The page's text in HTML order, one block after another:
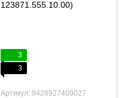
3
3
Артикул: 8428927409027